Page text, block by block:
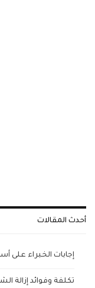
أحدث المقالات
إجابات الخبراء على
تكلفة وفوائد إزالة